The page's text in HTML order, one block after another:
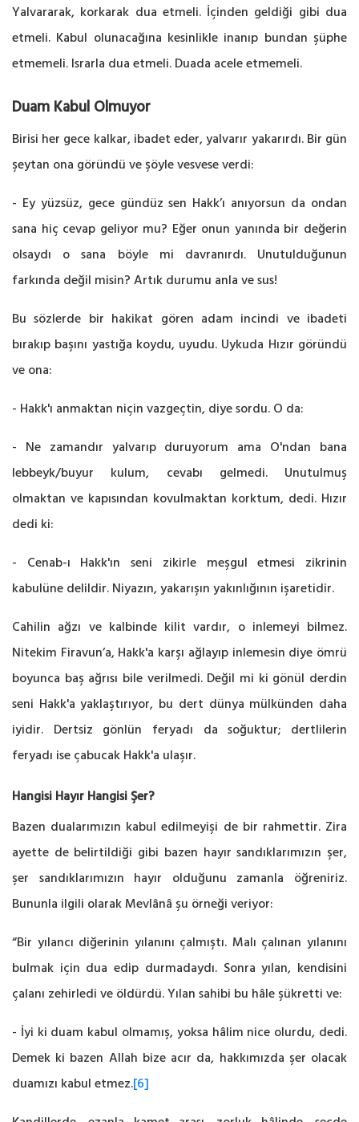
Yalvararak, korkarak dua etmeli. İçinden geldiği gibi dua
etmeli. Kabul olunacağına kesinlikle inanıp bundan şüphe
etmemeli. Israrla dua etmeli. Duada acele etmemeli.
Duam Kabul Olmuyor
Birisi her gece kalkar, ibadet eder, yalvarır yakarırdı. Bir gün
şeytan ona göründü ve şöyle vesvese verdi:
- Ey yüzsüz, gece gündüz sen Hakk’ı anıyorsun da ondan
sana hiç cevap geliyor mu? Eğer onun yanında bir değerin
olsaydı o sana böyle mi davranırdı. Unutulduğunun
farkında değil misin? Artık durumu anla ve sus!
Bu sözlerde bir hakikat gören adam incindi ve ibadeti
bırakıp başını yastığa koydu, uyudu. Uykuda Hızır göründü
ve ona:
- Hakk'ı anmaktan niçin vazgeçtin, diye sordu. O da:
- Ne zamandır yalvarıp duruyorum ama O'ndan bana
lebbeyk/buyur kulum, cevabı gelmedi. Unutulmuş
olmaktan ve kapısından kovulmaktan korktum, dedi. Hızır
dedi ki:
- Cenab-ı Hakk'ın seni zikirle meşgul etmesi zikrinin
kabulüne delildir. Niyazın, yakarışın yakınlığının işaretidir.
Cahilin ağzı ve kalbinde kilit vardır, o inlemeyi bilmez.
Nitekim Firavun’a, Hakk'a karşı ağlayıp inlemesin diye ömrü
boyunca baş ağrısı bile verilmedi. Değil mi ki gönül derdin
seni Hakk'a yaklaştırıyor, bu dert dünya mülkünden daha
iyidir. Dertsiz gönlün feryadı da soğuktur; dertlilerin
feryadı ise çabucak Hakk'a ulaşır.
Hangisi Hayır Hangisi Şer?
Bazen dualarımızın kabul edilmeyişi de bir rahmettir. Zira
ayette de belirtildiği gibi bazen hayır sandıklarımızın şer,
şer sandıklarımızın hayır olduğunu zamanla öğreniriz.
Bununla ilgili olarak Mevlânâ şu örneği veriyor:
“Bir yılancı diğerinin yılanını çalmıştı. Malı çalınan yılanını
bulmak için dua edip durmadaydı. Sonra yılan, kendisini
çalanı zehirledi ve öldürdü. Yılan sahibi bu hâle şükretti ve:
- İyi ki duam kabul olmamış, yoksa hâlim nice olurdu, dedi.
Demek ki bazen Allah bize acır da, hakkımızda şer olacak
duamızı kabul etmez.[6]